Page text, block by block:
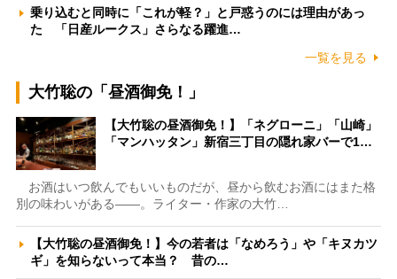
乗り込むと同時に「これが軽？」と戸惑うのには理由があっ
た 「日産ルークス」さらなる躍進…
一覧を見る
大竹聡の「昼酒御免！」
【大竹聡の昼酒御免！】「ネグローニ」「山崎」
「マンハッタン」新宿三丁目の隠れ家バーで1…
お酒はいつ飲んでもいいものだが、昼から飲むお酒にはまた格
別の味わいがある――。ライター・作家の大竹…
【大竹聡の昼酒御免！】今の若者は「なめろう」や「キヌカツ
ギ」を知らないって本当？ 昔の…